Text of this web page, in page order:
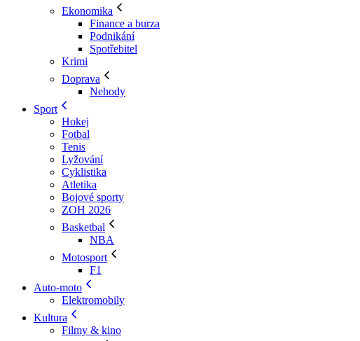
Ekonomika
Finance a burza
Podnikání
Spotřebitel
Krimi
Doprava
Nehody
Sport
Hokej
Fotbal
Tenis
Lyžování
Cyklistika
Atletika
Bojové sporty
ZOH 2026
Basketbal
NBA
Motosport
F1
Auto-moto
Elektromobily
Kultura
Filmy & kino